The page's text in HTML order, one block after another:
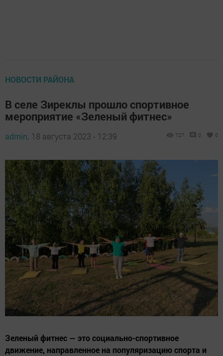
НОВОСТИ РАЙОНА
В селе Зиреклы прошло спортивное
мероприятие «Зеленый фитнес»
admin, 18 августа 2023 - 12:39 727 0 0
Зеленый фитнес — это социально-спортивное
движение, направленное на популяризацию спорта и